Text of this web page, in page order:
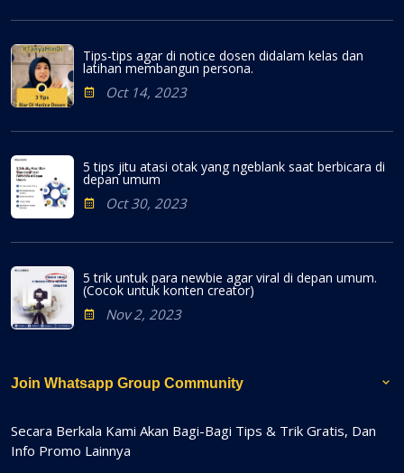
Tips-tips agar di notice dosen didalam kelas dan
latihan membangun persona.
Oct 14, 2023
5 tips jitu atasi otak yang ngeblank saat berbicara di
depan umum
Oct 30, 2023
5 trik untuk para newbie agar viral di depan umum.
(Cocok untuk konten creator)
Nov 2, 2023
Join Whatsapp Group Community
Secara Berkala Kami Akan Bagi-Bagi Tips & Trik Gratis, Dan
Info Promo Lainnya